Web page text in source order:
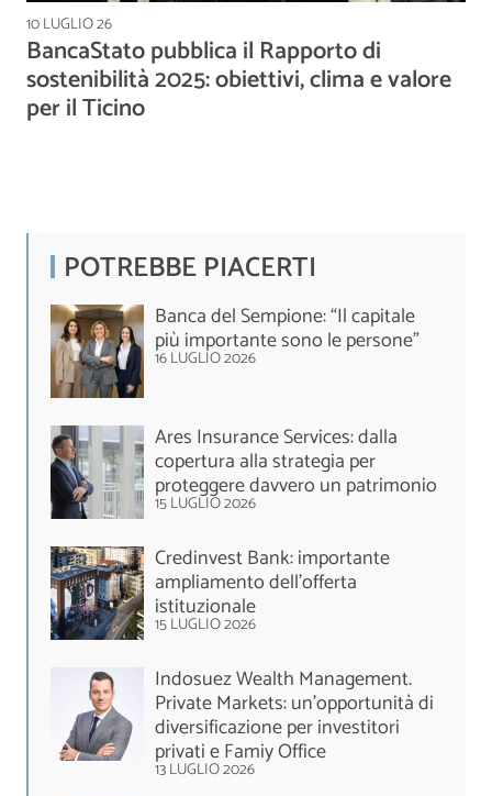
10 LUGLIO 26
BancaStato pubblica il Rapporto di
sostenibilità 2025: obiettivi, clima e valore
per il Ticino
POTREBBE PIACERTI
Banca del Sempione: “Il capitale
più importante sono le persone”
16 LUGLIO 2026
Ares Insurance Services: dalla
copertura alla strategia per
proteggere davvero un patrimonio
15 LUGLIO 2026
Credinvest Bank: importante
ampliamento dell’offerta
istituzionale
15 LUGLIO 2026
Indosuez Wealth Management.
Private Markets: un’opportunità di
diversificazione per investitori
privati e Famiy Office
13 LUGLIO 2026